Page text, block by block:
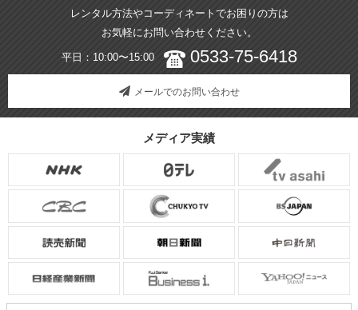
レンタル方法やコーディネートでお困りの方は
お気軽にお問い合わせください。
平日：10:00〜15:00 0533-75-6418
メールでのお問い合わせ
メディア実績